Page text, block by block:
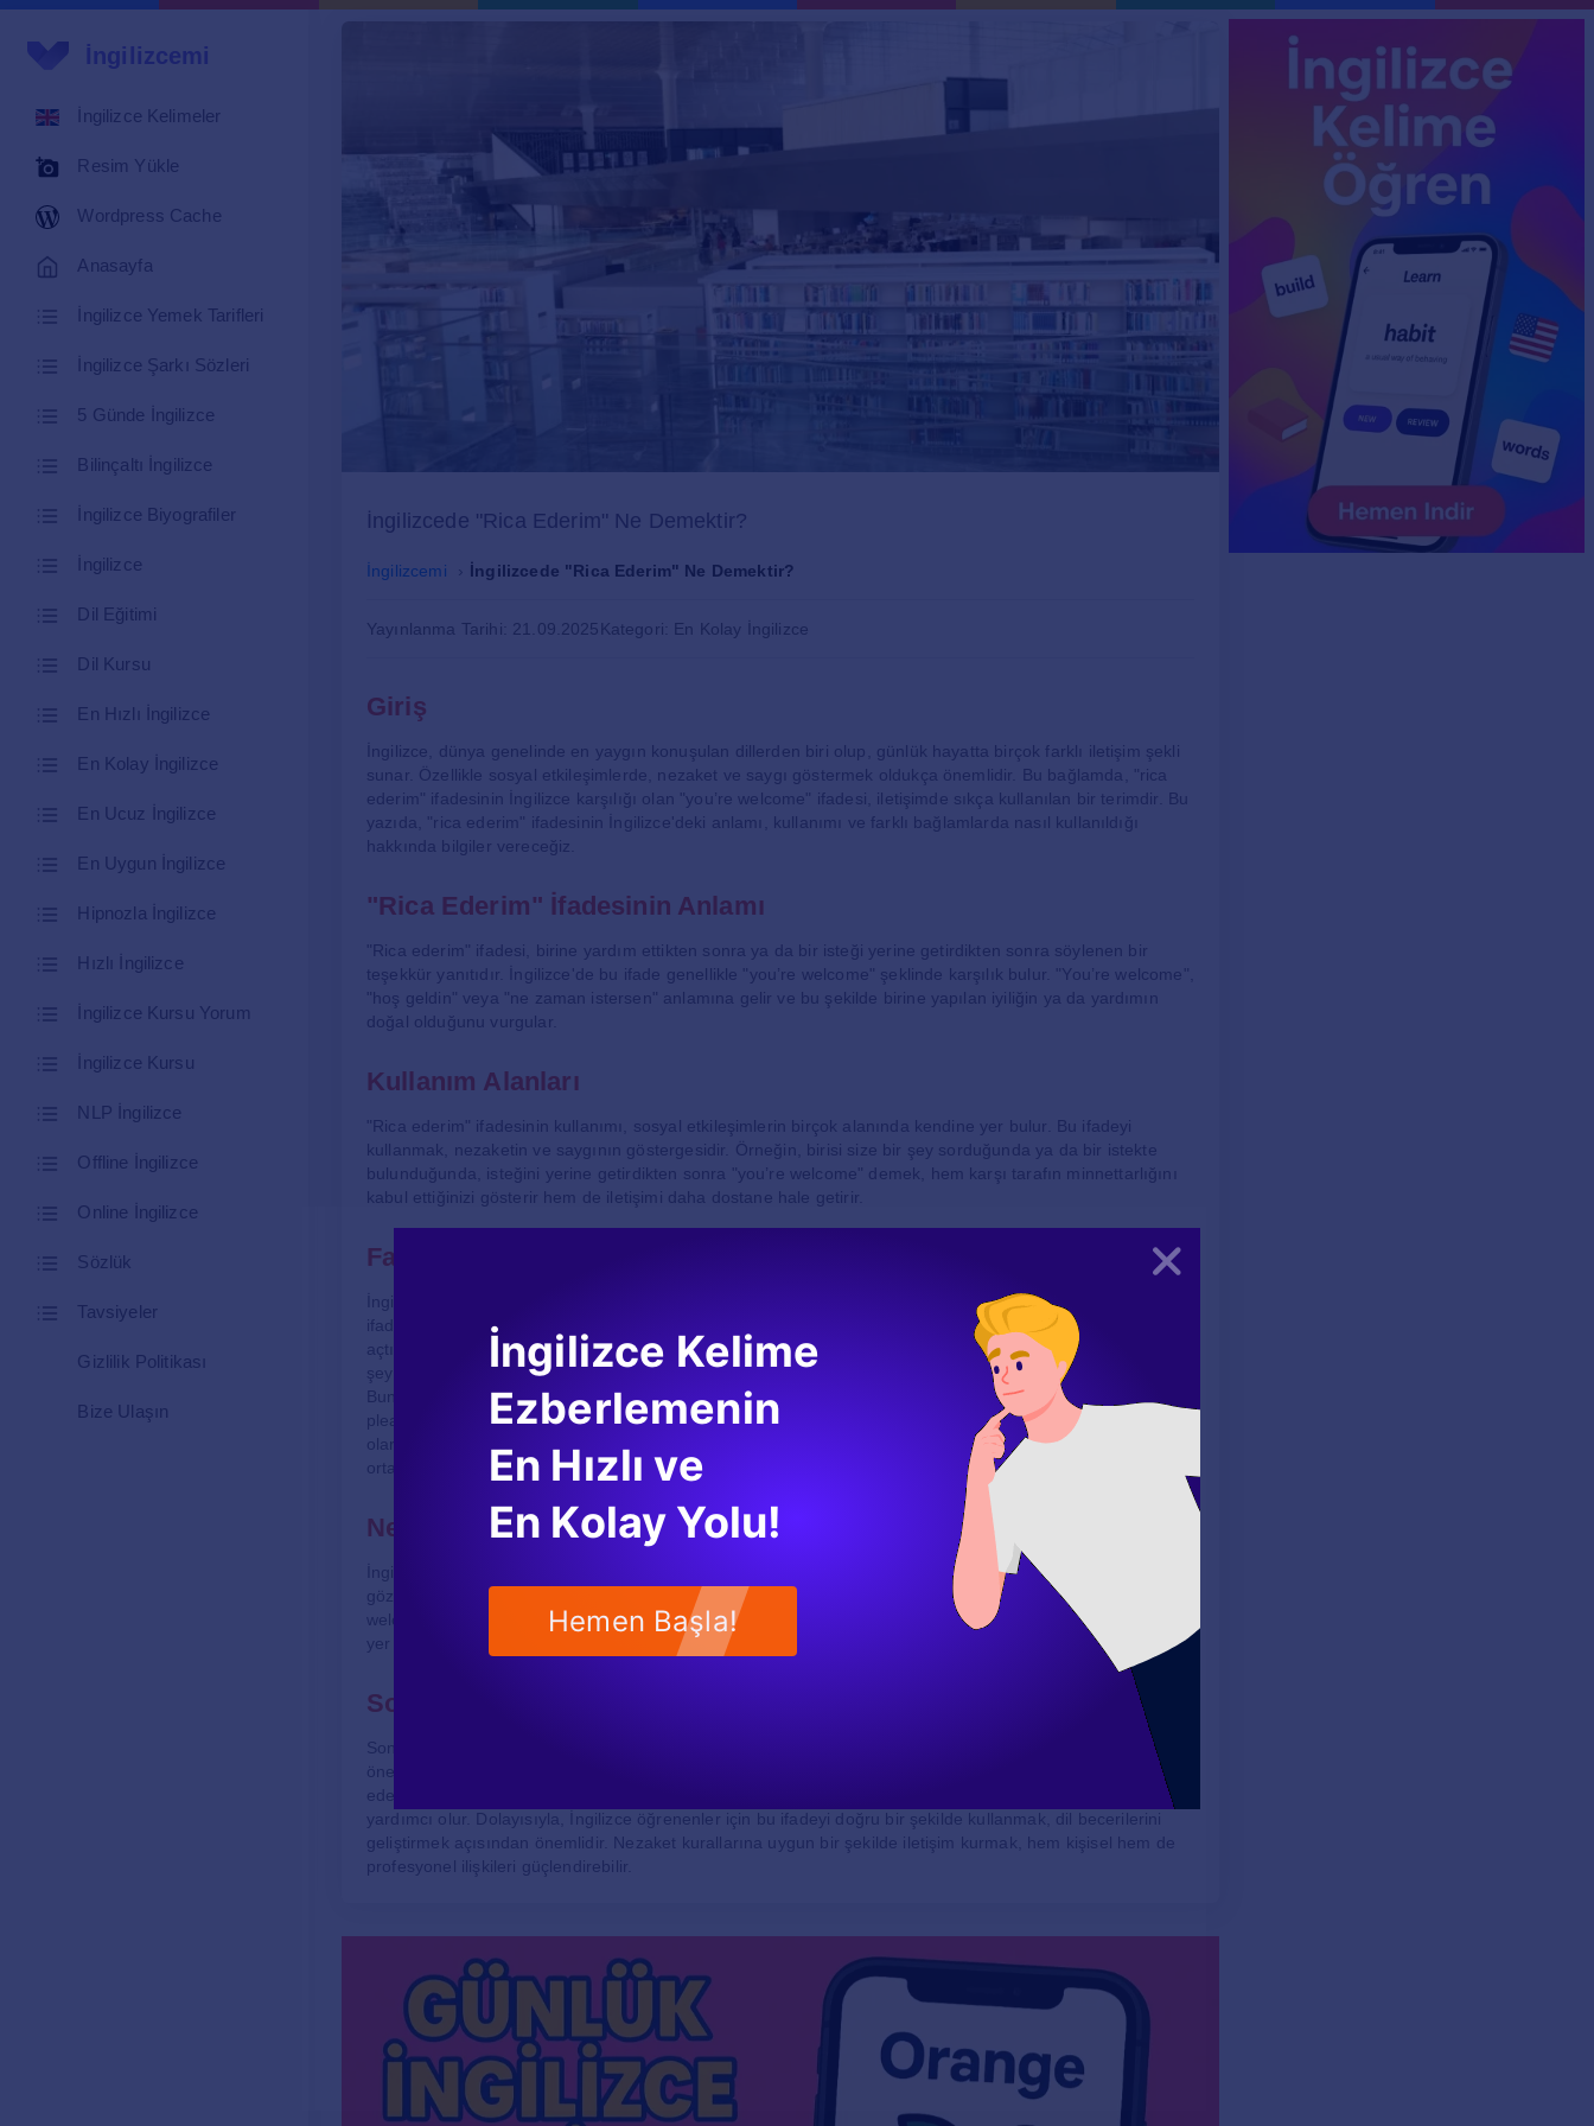
İngilizcemi
İngilizce Kelimeler
Resim Yükle
Wordpress Cache
Anasayfa
İngilizce Yemek Tarifleri
İngilizce Şarkı Sözleri
5 Günde İngilizce
Bilinçaltı İngilizce
İngilizce Biyografiler
İngilizce
Dil Eğitimi
Dil Kursu
En Hızlı İngilizce
En Kolay İngilizce
En Ucuz İngilizce
En Uygun İngilizce
Hipnozla İngilizce
Hızlı İngilizce
İngilizce Kursu Yorum
İngilizce Kursu
NLP İngilizce
Offline İngilizce
Online İngilizce
Sözlük
Tavsiyeler
Gizlilik Politikası
Bize Ulaşın
İngilizcede "Rica Ederim" Ne Demektir?
İngilizcemi İngilizcede "Rica Ederim" Ne Demektir?
Yayınlanma Tarihi: 21.09.2025Kategori: En Kolay İngilizce
Giriş
İngilizce, dünya genelinde en yaygın konuşulan dillerden biri olup, günlük hayatta birçok farklı iletişim şekli
sunar. Özellikle sosyal etkileşimlerde, nezaket ve saygı göstermek oldukça önemlidir. Bu bağlamda, "rica
ederim" ifadesinin İngilizce karşılığı olan "you’re welcome" ifadesi, iletişimde sıkça kullanılan bir terimdir. Bu
yazıda, "rica ederim" ifadesinin İngilizce'deki anlamı, kullanımı ve farklı bağlamlarda nasıl kullanıldığı
hakkında bilgiler vereceğiz.
"Rica Ederim" İfadesinin Anlamı
"Rica ederim" ifadesi, birine yardım ettikten sonra ya da bir isteği yerine getirdikten sonra söylenen bir
teşekkür yanıtıdır. İngilizce'de bu ifade genellikle "you’re welcome" şeklinde karşılık bulur. "You’re welcome",
"hoş geldin" veya "ne zaman istersen" anlamına gelir ve bu şekilde birine yapılan iyiliğin ya da yardımın
doğal olduğunu vurgular.
Kullanım Alanları
"Rica ederim" ifadesinin kullanımı, sosyal etkileşimlerin birçok alanında kendine yer bulur. Bu ifadeyi
kullanmak, nezaketin ve saygının göstergesidir. Örneğin, birisi size bir şey sorduğunda ya da bir istekte
bulunduğunda, isteğini yerine getirdikten sonra "you’re welcome" demek, hem karşı tarafın minnettarlığını
kabul ettiğinizi gösterir hem de iletişimi daha dostane hale getirir.
Farklı Bağlamlarda Kullanım
İngilizcede "you’re welcome" ifadesi, yalnızca teşekkürlere yanıt vermekle sınırlı değildir. Aynı zamanda bu
ifade, birine bir şey sunduğunuzda ya da ona yardımcı olduğunuzda da kullanılabilir. Örneğin, birine bir kapı
açtığınızda ya da birine bir bilgi verdiğinizde, "you’re welcome" demek, bu davranışın doğal ve beklenen bir
şey olduğunu ifade eder.
Bunun yanı sıra, "you’re welcome" ifadesinin farklı varyasyonları da vardır. Örneğin, "no problem", "my
pleasure" veya "don’t mention it" gibi ifadeler de benzer anlamda kullanılabilir. Bu ifadeler, duruma bağlı
olarak daha samimi veya resmi bir hava katabilir. Örneğin, "my pleasure" ifadesi, genellikle daha samimi bir
ortamda kullanılırken, "no problem" ifadesi ise daha gündelik bir dilde geçerlidir.
Nezaket ve İletişim
İngilizcede "rica ederim" ifadesinin önemini anlamak, genel olarak sosyal iletişimde nezaketin rolünü de
gözler önüne serer. İnsanlar arası ilişkilerde nezaket, güven ve saygıyı pekiştirir. Bu nedenle, "you’re
welcome" gibi ifadeleri kullanmak, sadece bir teşekkür yanıtı vermekten öte, sosyal etkileşimlerde önemli bir
yer tutar. İnsanlar, birbirlerine karşı nazik ve düşünceli davrandıklarında, ilişkiler daha sağlıklı bir hale gelir.
Sonuç
Sonuç olarak, İngilizcede "rica ederim" ifadesinin karşılığı olan "you’re welcome", sosyal etkileşimlerde
önemli bir yere sahiptir. Bu ifade, sadece bir teşekkür yanıtı olmanın ötesinde, nezaket ve saygıyı ifade
eden bir iletişim aracıdır. Farklı bağlamlarda kullanımı, iletişimin daha dostane ve samimi olmasına
yardımcı olur. Dolayısıyla, İngilizce öğrenenler için bu ifadeyi doğru bir şekilde kullanmak, dil becerilerini
geliştirmek açısından önemlidir. Nezaket kurallarına uygun bir şekilde iletişim kurmak, hem kişisel hem de
profesyonel ilişkileri güçlendirebilir.
Kapat
İngilizce Kelime
Ezberlemenin
En Hızlı ve
En Kolay Yolu!
Hemen Başla!